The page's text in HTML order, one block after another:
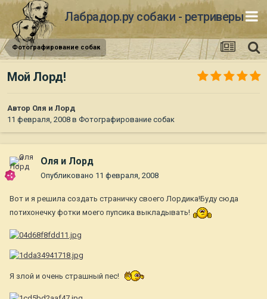
Лабрадор.ру собаки - ретриверы
Фотографирование собак
Мой Лорд!
Автор Оля и Лорд
11 февраля, 2008 в Фотографирование собак
Оля и Лорд
Опубликовано 11 февраля, 2008
Вот и я решила создать страничку своего Лордика!Буду сюда
потихонечку фотки моего пупсика выкладывать!
Я злой и очень страшный пес!